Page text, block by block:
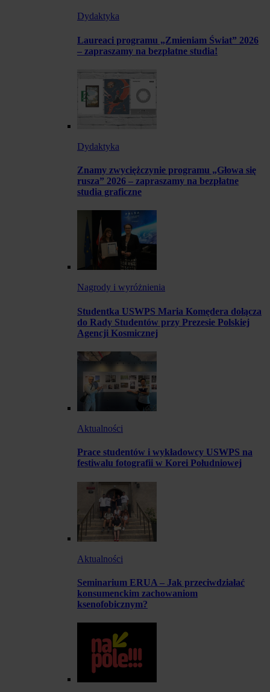
Dydaktyka
Laureaci programu „Zmieniam Świat” 2026
– zapraszamy na bezpłatne studia!
Dydaktyka
Znamy zwyciężczynie programu „Głowa się
rusza” 2026 – zapraszamy na bezpłatne
studia graficzne
Nagrody i wyróżnienia
Studentka USWPS Maria Komędera dołącza
do Rady Studentów przy Prezesie Polskiej
Agencji Kosmicznej
Aktualności
Prace studentów i wykładowcy USWPS na
festiwalu fotografii w Korei Południowej
Aktualności
Seminarium ERUA – Jak przeciwdziałać
konsumenckim zachowaniom
ksenofobicznym?